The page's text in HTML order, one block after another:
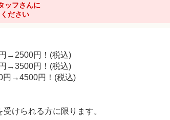
ッフさんに
ださい
→2500円！(税込)
→3500円！(税込)
円→4500円！(税込)
けられる方に限ります。